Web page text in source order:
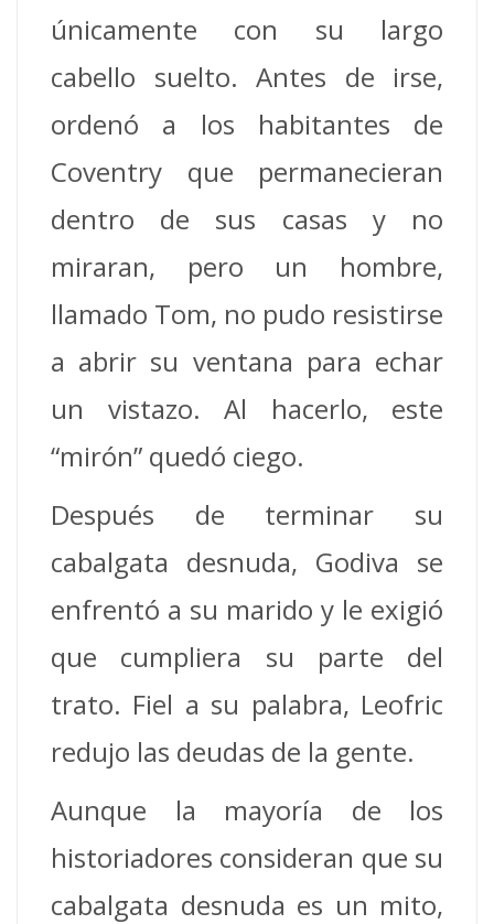
únicamente con su largo
cabello suelto. Antes de irse,
ordenó a los habitantes de
Coventry que permanecieran
dentro de sus casas y no
miraran, pero un hombre,
llamado Tom, no pudo resistirse
a abrir su ventana para echar
un vistazo.
Al hacerlo, este
“mirón” quedó ciego.
Después de terminar su
cabalgata desnuda, Godiva se
enfrentó a su marido y le exigió
que cumpliera su parte del
trato. Fiel a su palabra, Leofric
redujo las deudas de la gente.
Aunque la mayoría de los
historiadores consideran que su
cabalgata desnuda es un mito,